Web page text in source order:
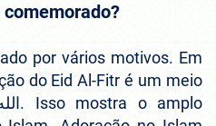
por vários motivos. Em
do Eid Al-Fitr é um meio